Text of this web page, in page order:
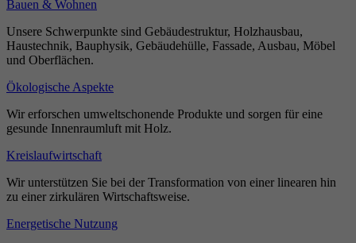
Bauen & Wohnen
Unsere Schwerpunkte sind Gebäudestruktur, Holzhausbau,
Haustechnik, Bauphysik, Gebäudehülle, Fassade, Ausbau, Möbel
und Oberflächen.
Ökologische Aspekte
Wir erforschen umweltschonende Produkte und sorgen für eine
gesunde Innenraumluft mit Holz.
Kreislaufwirtschaft
Wir unterstützen Sie bei der Transformation von einer linearen hin
zu einer zirkulären Wirtschaftsweise.
Energetische Nutzung